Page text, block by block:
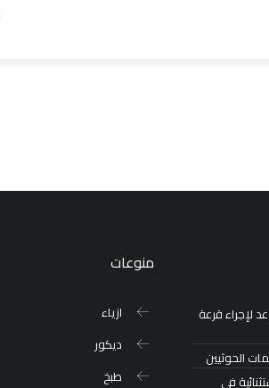
لإجراء قرعة
الحوثيين
في
منوعات
ازياء
ديكور
طبخ